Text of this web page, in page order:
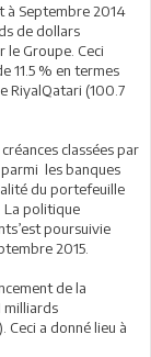
à Septembre 2014
de dollars
le Groupe. Ceci
11.5 % en termes
RiyalQatari (100.7
classées par
les banques
du portefeuille
La politique
poursuivie
2015.
de la
milliards
Ceci a donné lieu à